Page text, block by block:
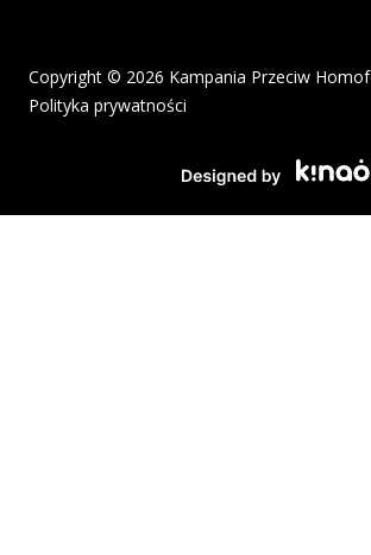
Copyright © 2026 Kampania Przeciw
Polityka prywatności